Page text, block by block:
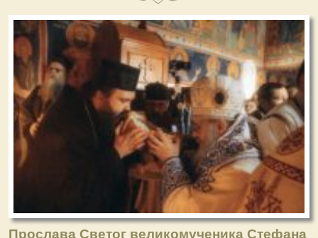
Прослава Светог великомученика Стефана